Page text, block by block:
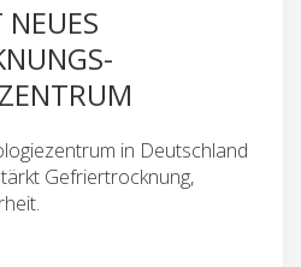
NEUES
in Deutschland
Gefriertrocknung,